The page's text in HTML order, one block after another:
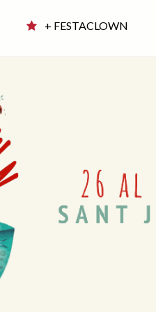
+ FESTACLOWN